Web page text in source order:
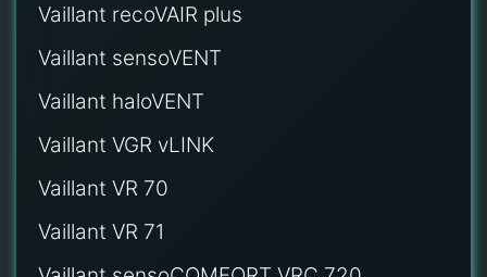
Vaillant recoVAIR plus
Vaillant sensoVENT
Vaillant haloVENT
Vaillant VGR vLINK
Vaillant VR 70
Vaillant VR 71